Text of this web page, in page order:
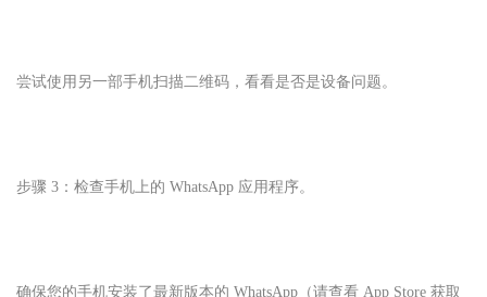
尝试使用另一部手机扫描二维码，看看是否是设备问题。
步骤 3：检查手机上的 WhatsApp 应用程序。
确保您的手机安装了最新版本的 WhatsApp（请查看 App Store 获取